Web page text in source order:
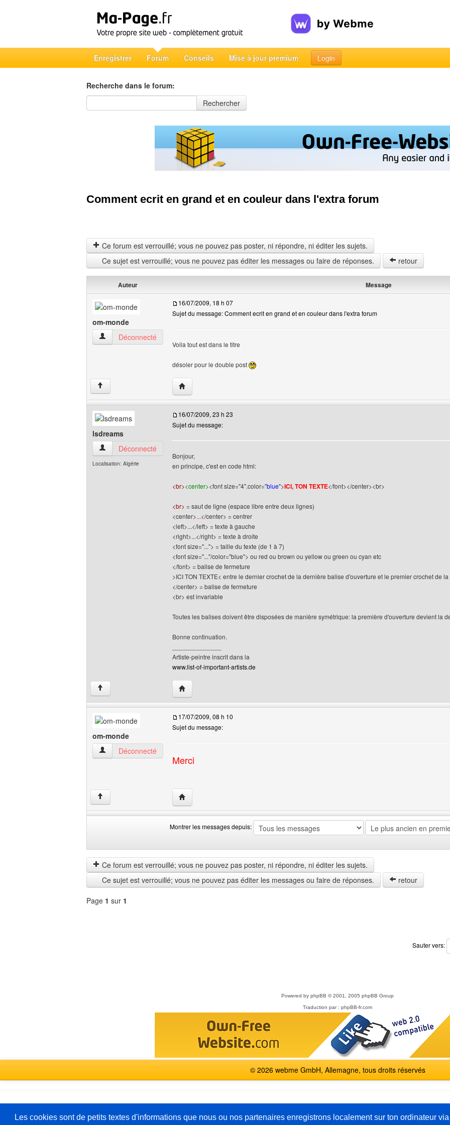
Enregistrer Forum Conseils Mise à jour premium Login
Recherche dans le forum:
Recherche dans le forum
Rechercher
Comment ecrit en grand et en couleur dans l'extra forum
Ce forum est verrouillé; vous ne pouvez pas poster, ni répondre, ni éditer les sujets.
Ce sujet est verrouillé; vous ne pouvez pas éditer les messages ou faire de réponses.
retour
Auteur Message
om-monde
om-monde Voir le profil de l'utilisateur
Déconnecté
16/07/2009, 18 h 07
Sujet du message: Comment ecrit en grand et en couleur dans l'extra forum
Voila tout est dans le titre
désoler pour le double post
↑ Visiter le site web de l'utilisateur: om-monde
lsdreams
lsdreams Voir le profil de l'utilisateur
Déconnecté
Localisation: Algérie
16/07/2009, 23 h 23
Sujet du message:
Bonjour,
en principe, c'est en code html:
<br><center><font size="4".color="blue">ICI, TON TEXTE</font></center><br>
<br> = saut de ligne (espace libre entre deux lignes)
<center>...</center> = centrer
<left>...</left> = texte à gauche
<right>...</right> = texte à droite
<font size="..."> = taille du texte (de 1 à 7)
<font size="..."/color="blue"> ou red ou brown ou yellow ou green ou cyan etc
</font> = balise de fermeture
>ICI TON TEXTE< entre le dernier crochet de la dernière balise d'ouverture et le premier crochet de
</center> = balise de fermeture
<br> est invariable
Toutes les balises doivent être disposées de manière symétrique: la première d'ouverture devient la
Bonne continuation.
Artiste-peintre inscrit dans la
www.list-of-important-artists.de
↑ Visiter le site web de l'utilisateur: lsdreams
om-monde
om-monde Voir le profil de l'utilisateur
Déconnecté
17/07/2009, 08 h 10
Sujet du message:
Merci
↑ Visiter le site web de l'utilisateur: om-monde
Montrer les messages depuis:
les
messages
depuis
by
Ce forum est verrouillé; vous ne pouvez pas poster, ni répondre, ni éditer les sujets.
Ce sujet est verrouillé; vous ne pouvez pas éditer les messages ou faire de réponses.
retour
Page 1 sur 1
Sauter vers:
Powered by phpBB © 2001, 2005 phpBB Group
Traduction par : phpBB-fr.com
© 2026 webme GmbH, Allemagne, tous droits réservés
Les cookies sont de petits textes d'informations que nous ou nos partenaires enregistrons localement sur ton ordinateur